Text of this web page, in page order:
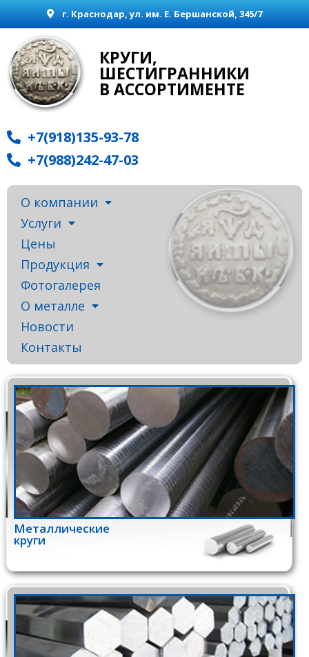
г. Краснодар, ул. им. Е. Бершанской, 345/7
КРУГИ,
ШЕСТИГРАННИКИ
В АССОРТИМЕНТЕ
+7(918)135-93-78
+7(988)242-47-03
О компании
Услуги
Цены
Продукция
Фотогалерея
О металле
Новости
Контакты
Металлические
круги